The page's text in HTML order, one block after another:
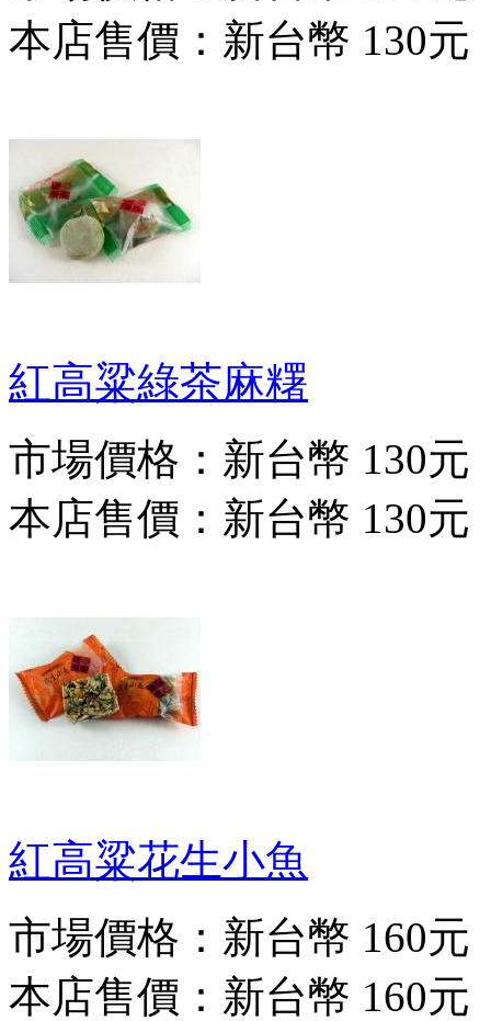
本店售價： 新台幣 130元
紅高粱綠茶麻糬
市場價格： 新台幣 130元
本店售價： 新台幣 130元
紅高粱花生小魚
市場價格： 新台幣 160元
本店售價： 新台幣 160元